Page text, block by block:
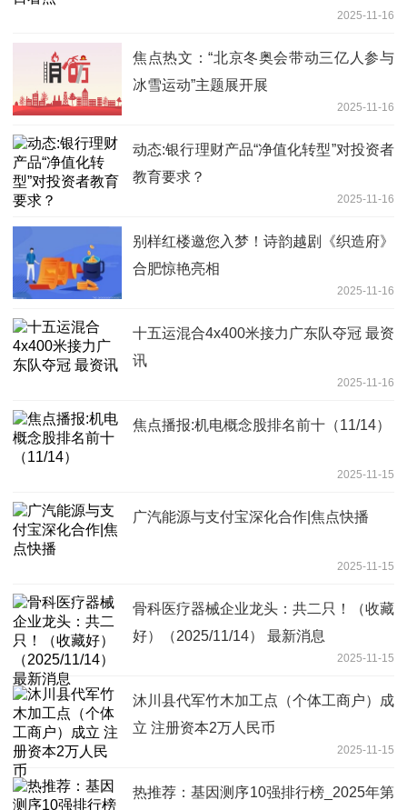
2025-11-16
焦点热文：“北京冬奥会带动三亿人参与
冰雪运动”主题展开展
2025-11-16
动态:银行理财产品“净值化转型”对投资者
教育要求？
2025-11-16
别样红楼邀您入梦！诗韵越剧《织造府》
合肥惊艳亮相
2025-11-16
十五运混合4x400米接力广东队夺冠 最资
讯
2025-11-16
焦点播报:机电概念股排名前十（11/14）
2025-11-15
广汽能源与支付宝深化合作|焦点快播
2025-11-15
骨科医疗器械企业龙头：共二只！（收藏
好）（2025/11/14） 最新消息
2025-11-15
沐川县代军竹木加工点（个体工商户）成
立 注册资本2万人民币
2025-11-15
热推荐：基因测序10强排行榜_2025年第